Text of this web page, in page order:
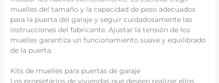
muelles del tamaño y la capacidad de peso adecuados
para la puerta del garaje y seguir cuidadosamente las
instrucciones del fabricante. Ajustar la tensión de los
muelles garantiza un funcionamiento suave y equilibrado
de la puerta.
Kits de muelles para puertas de garaje
Los propietarios de viviendas que deseen realizar ellos